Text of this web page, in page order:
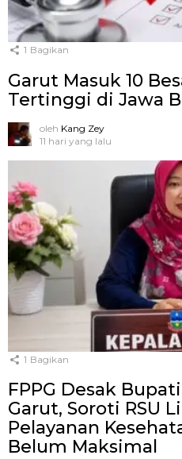
1 Bagikan
Garut Masuk 10
Tertinggi di Jawa
oleh Kang Zey
11 hari yang lalu
1 Bagikan
FPPG Desak
Garut, Soroti RSU
Pelayanan
Belum Maksimal